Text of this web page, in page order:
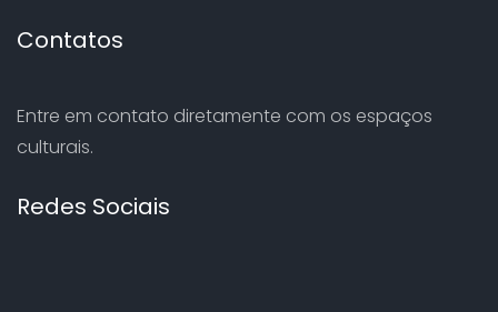
Contatos
Entre em contato diretamente com os espaços
culturais.
Redes Sociais